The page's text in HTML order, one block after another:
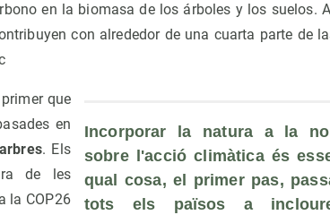
en la biomasa de los árboles y los suelos.
con alrededor de una cuarta parte de
Incorporar la natura a la
sobre l'acció climàtica és
qual cosa, el primer pas,
tots els països a
que
en
. Els
de les
la COP26